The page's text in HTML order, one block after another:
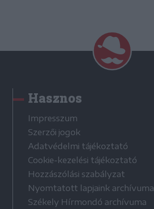
Hasznos
Impresszum
Szerzői jogok
Adatvédelmi tájékoztató
Cookie-kezelési tájékoztató
Hozzászólási szabályzat
Nyomtatott lapjaink archívuma
Székely Hírmondó archívuma